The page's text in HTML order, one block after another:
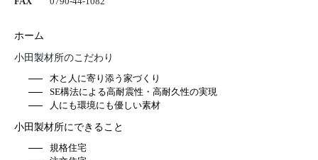
ホーム
小田製材所のこだわり
木と人に寄り添う家づくり
SE構法による高耐震性・高耐久性の実現
人にも環境にも優しい素材
小田製材所にできること
規格住宅